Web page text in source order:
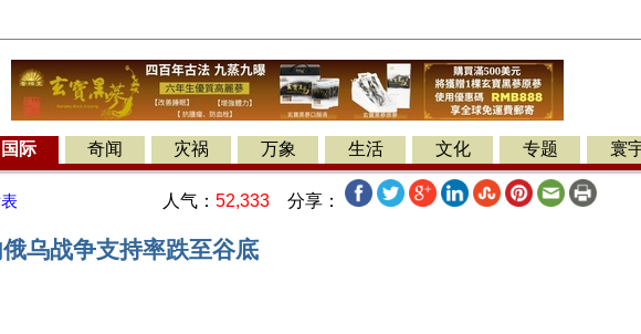
国际 奇闻 灾祸 万象 生活 文化 专题 寰
人气： 52,333 分享：
乌战争支持率跌至谷底